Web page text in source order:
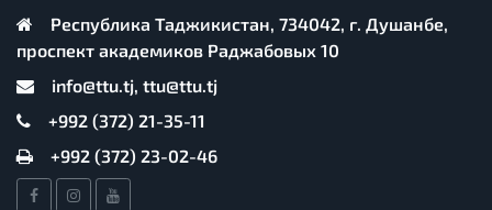
Республика Таджикистан, 734042, г. Душанбе,
проспект академиков Раджабовых 10
info@ttu.tj, ttu@ttu.tj
+992 (372) 21-35-11
+992 (372) 23-02-46